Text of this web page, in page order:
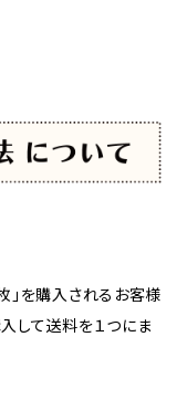
」を購入されるお客様
して送料を１つにま